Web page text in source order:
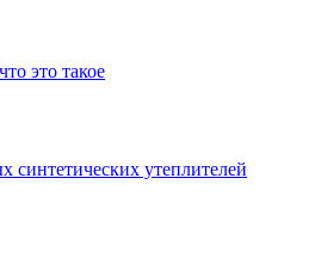
это такое
синтетических утеплителей